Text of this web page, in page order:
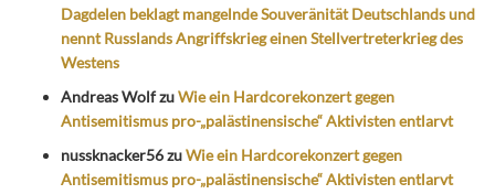
Dagdelen beklagt mangelnde Souveränität Deutschlands und
nennt Russlands Angriffskrieg einen Stellvertreterkrieg des
Westens
Andreas WolfzuWie ein Hardcorekonzert gegen
Antisemitismus pro-„palästinensische“ Aktivisten entlarvt
nussknacker56zuWie ein Hardcorekonzert gegen
Antisemitismus pro-„palästinensische“ Aktivisten entlarvt